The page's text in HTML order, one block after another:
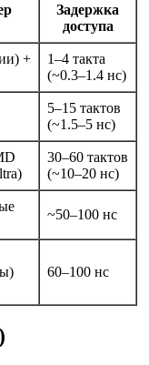
Задержка
доступа
+
1–4 такта
(~0.3–1.4 нс)
5–15 тактов
(~1.5–5 нс)
30–60 тактов
(~10–20 нс)
~50–100 нс
60–100 нс